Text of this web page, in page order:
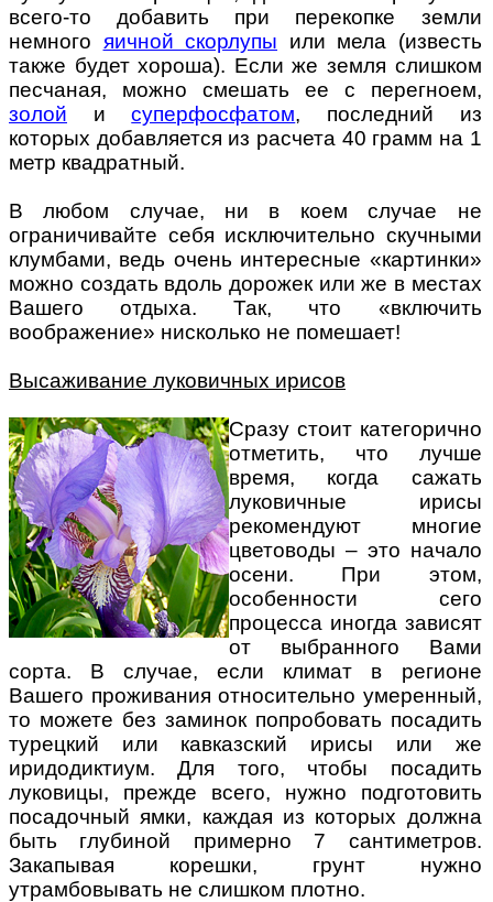
всего-то добавить при перекопке земли
немного яичной скорлупы или мела (известь
также будет хороша). Если же земля слишком
песчаная, можно смешать ее с перегноем,
золой исуперфосфатом, последний из
которых добавляется из расчета 40 грамм на 1
метр квадратный.
В любом случае, ни в коем случае не
ограничивайте себя исключительно скучными
клумбами, ведь очень интересные «картинки»
можно создать вдоль дорожек или же в местах
Вашего отдыха. Так, что «включить
воображение» нисколько не помешает!
Высаживание луковичных ирисов
Сразу стоит категорично
отметить, что лучше
время, когда сажать
луковичные ирисы
рекомендуют многие
цветоводы – это начало
осени. При этом,
особенности сего
процесса иногда зависят
от выбранного Вами
сорта. В случае, если климат в регионе
Вашего проживания относительно умеренный,
то можете без заминок попробовать посадить
турецкий или кавказский ирисы или же
иридодиктиум. Для того, чтобы посадить
луковицы, прежде всего, нужно подготовить
посадочный ямки, каждая из которых должна
быть глубиной примерно 7 сантиметров.
Закапывая корешки, грунт нужно
утрамбовывать не слишком плотно.